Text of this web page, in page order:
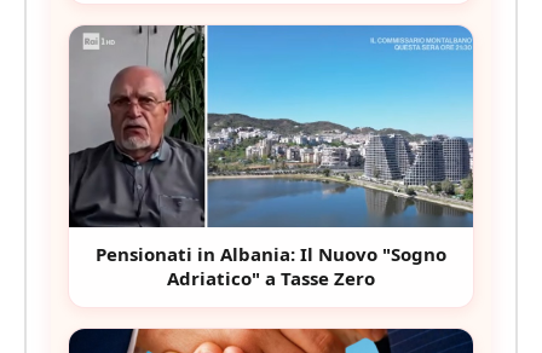
Pensionati in Albania: Il Nuovo "Sogno
Adriatico" a Tasse Zero